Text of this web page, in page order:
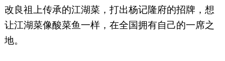
改良祖上传承的江湖菜，打出杨记隆府的招牌，想
让江湖菜像酸菜鱼一样，在全国拥有自己的一席之
地。